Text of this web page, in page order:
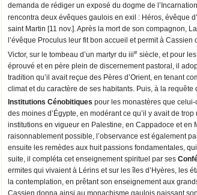
demanda de rédiger un exposé du dogme de
rencontra deux évêques gaulois en exil : Héros, évêque
saint Martin [11 nov.]. Après la mort de son compagnon,
l’évêque Proculus leur fit bon accueil et permit à
Victor, sur le tombeau d’un martyr du iiie siècle, et pour
éprouvé et en père plein de discernement pastoral, il
tradition qu’il avait reçue des Pères d’Orient, en tenant
climat et du caractère de ses habitants. Puis, à la requête
Institutions Cénobitiques pour les monastères que
des moines d’Égypte, en modérant ce qu’il y avait de
institutions en vigueur en Palestine, en Cappadoce et en
raisonnablement possible, l’observance est également
ensuite les remèdes aux huit passions fondamentales,
suite, il compléta cet enseignement spirituel par ses
ermites qui vivaient à Lérins et sur les îles d’Hyères, les
la contemplation, en prêtant son enseignement aux
Cassien donna ainsi au monachisme gaulois naissant